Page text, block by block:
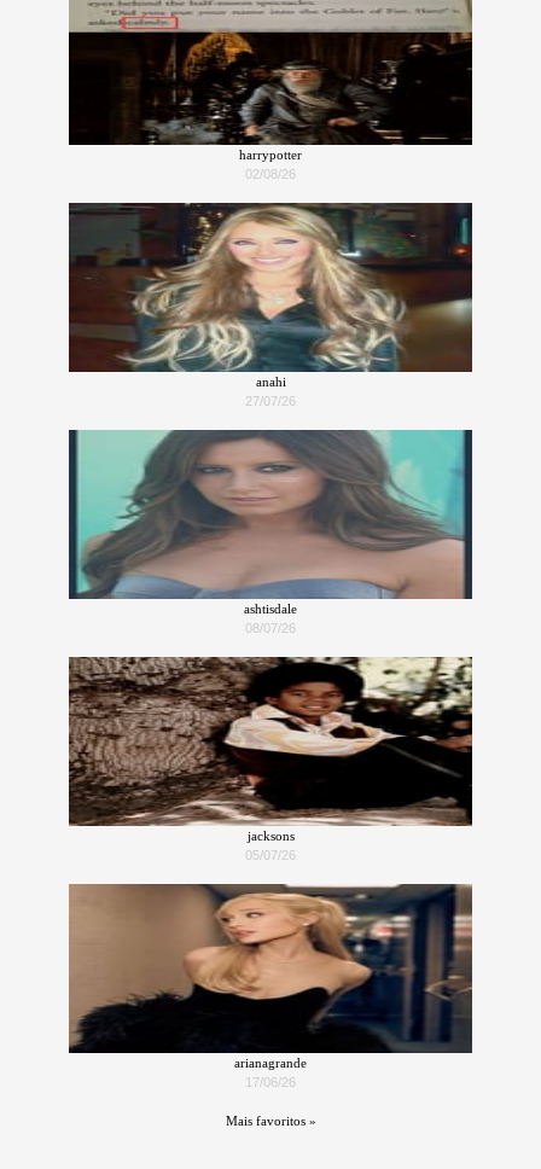
harrypotter
02/08/26
anahi
27/07/26
ashtisdale
08/07/26
jacksons
05/07/26
arianagrande
17/06/26
Mais favoritos »